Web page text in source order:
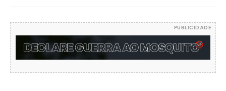
PUBLICIDADE